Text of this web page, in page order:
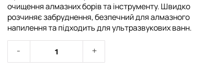
очищення алмазних борів та інструменту. Швидко
розчиняє забруднення, безпечний для алмазного
напилення та підходить для ультразвукових ванн.